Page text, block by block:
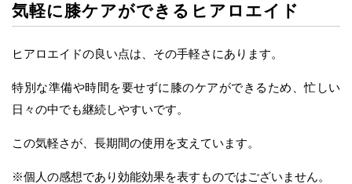
気軽に膝ケアができるヒアロエイド
ヒアロエイドの良い点は、その手軽さにあります。
特別な準備や時間を要せずに膝のケアができるため、忙しい
日々の中でも継続しやすいです。
この気軽さが、長期間の使用を支えています。
※個人の感想であり効能効果を表すものではございません。